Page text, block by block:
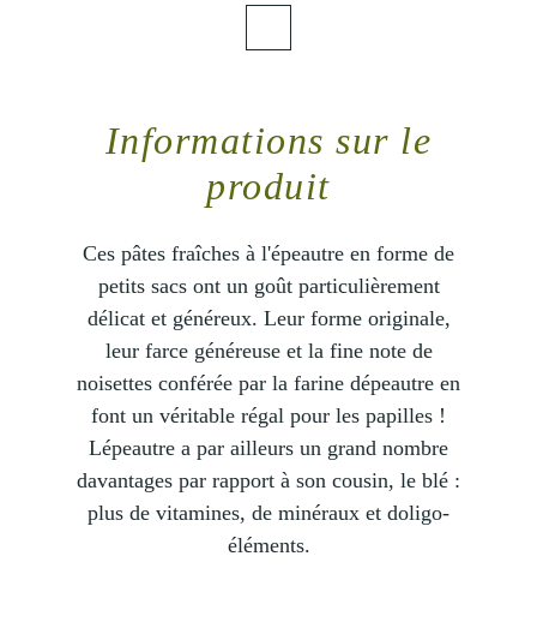
Informations sur le
produit
Ces pâtes fraîches à l'épeautre en forme de
petits sacs ont un goût particulièrement
délicat et généreux. Leur forme originale,
leur farce généreuse et la fine note de
noisettes conférée par la farine dépeautre en
font un véritable régal pour les papilles !
Lépeautre a par ailleurs un grand nombre
davantages par rapport à son cousin, le blé :
plus de vitamines, de minéraux et doligo-
éléments.